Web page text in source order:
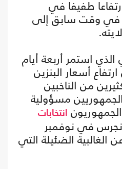
طفيفا في
في وقت سابق إلى
استمر أربعة أيام
أسعار البنزين
من الناخبين
مسؤولية
انتخابات
في نوفمبر
الغالبية الضئيلة التي